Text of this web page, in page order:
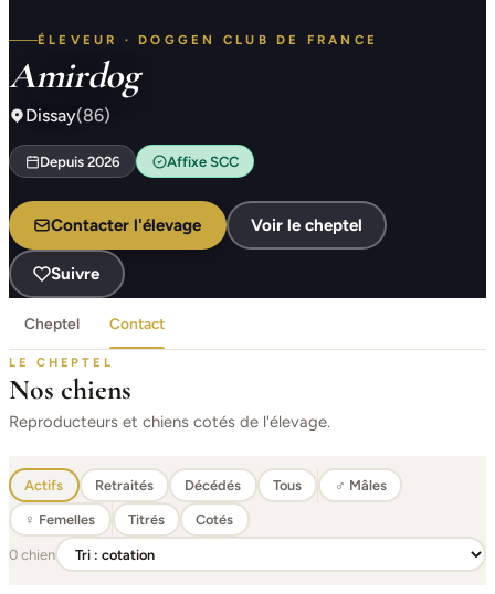
ÉLEVEUR · DOGGEN CLUB DE FRANCE
Amirdog
Dissay(86)
Depuis 2026 Affixe SCC
Contacter l'élevage Voir le cheptel
Suivre
Cheptel Contact
LE CHEPTEL
Nos chiens
Reproducteurs et chiens cotés de l'élevage.
Actifs Retraités Décédés Tous ♂ Mâles
♀ Femelles Titrés Cotés
0 chien